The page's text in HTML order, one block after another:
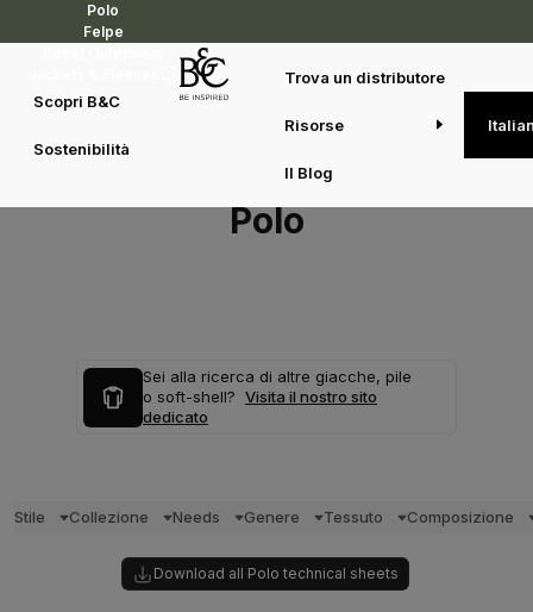
Polo
Felpe
Scopri B&C
Sostenibilità
Trova un distributore
Risorse
Il Blog
Polo
Sei alla ricerca di altre giacche, pile
o soft-shell? Visita il nostro sito
dedicato
Stile Collezione Needs Genere Tessuto Composizione
Download all Polo technical sheets